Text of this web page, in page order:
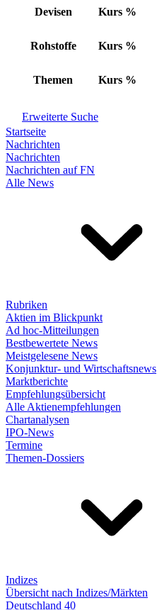
Devisen Kurs %
Rohstoffe Kurs %
Themen Kurs %
Erweiterte Suche
Startseite
Nachrichten
Nachrichten
Nachrichten auf FN
Alle News
Rubriken
Aktien im Blickpunkt
Ad hoc-Mitteilungen
Bestbewertete News
Meistgelesene News
Konjunktur- und Wirtschaftsnews
Marktberichte
Empfehlungsübersicht
Alle Aktienempfehlungen
Chartanalysen
IPO-News
Termine
Themen-Dossiers
Indizes
Übersicht nach Indizes/Märkten
Deutschland 40